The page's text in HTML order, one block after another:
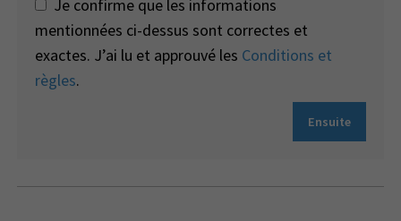
Je confirme que les informations
mentionnées ci-dessus sont correctes et
exactes. J’ai lu et approuvé les Conditions et
règles.
Ensuite